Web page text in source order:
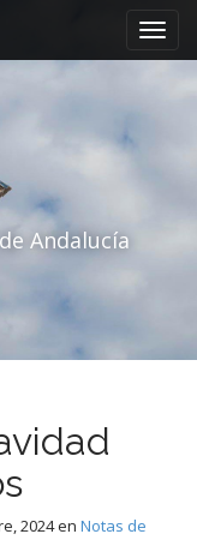
Andalucía
2024en Notas de